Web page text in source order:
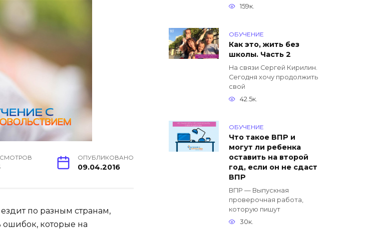
ОПУБЛИКОВАНО
09.04.2016
по разным странам,
ошибок, которые на
159к.
ОБУЧЕНИЕ
Как это, жить без
школы. Часть 2
На связи Сергей Кирилин.
Сегодня хочу продолжить
свой
42.5к.
ОБУЧЕНИЕ
Что такое ВПР и
могут ли ребенка
оставить на второй
год, если он не сдаст
ВПР
ВПР — Выпускная
проверочная работа,
которую пишут
30к.